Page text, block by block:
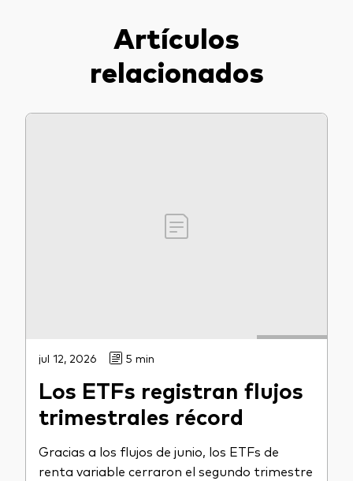
Artículos
relacionados
jul 12, 2026 5 min
Los ETFs registran flujos
trimestrales récord
Gracias a los flujos de junio, los ETFs de
renta variable cerraron el segundo trimestre